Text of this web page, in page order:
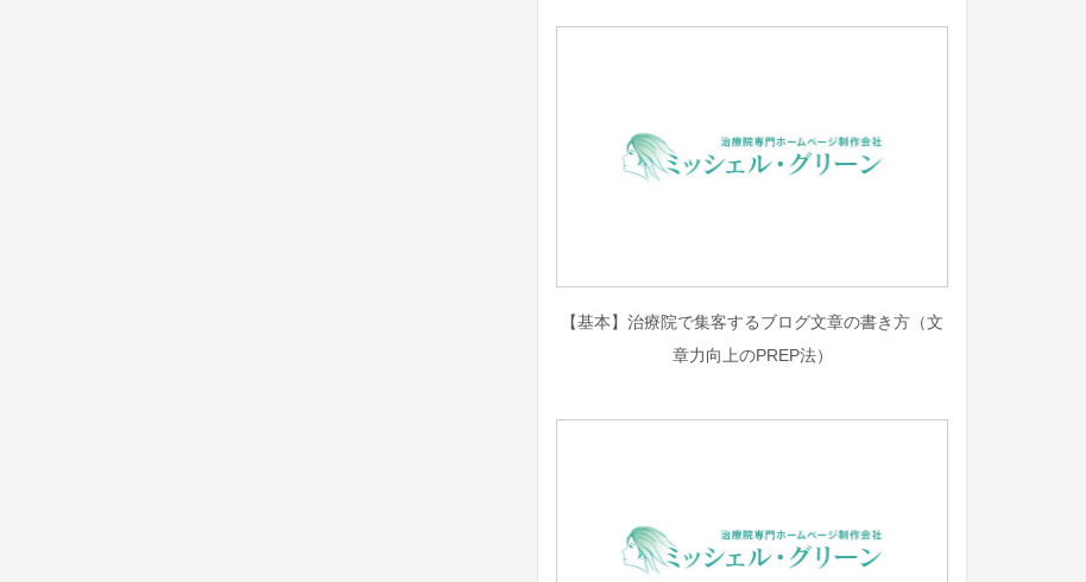
【基本】治療院で集客するブログ文章の書き方（文
章力向上のPREP法）